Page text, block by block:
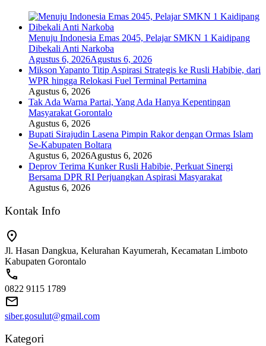
Menuju Indonesia Emas 2045, Pelajar SMKN 1 Kaidipang
Dibekali Anti Narkoba
Agustus 6, 2026Agustus 6, 2026
Mikson Yapanto Titip Aspirasi Strategis ke Rusli Habibie, dari
WPR hingga Relokasi Fuel Terminal Pertamina
Agustus 6, 2026
Tak Ada Warna Partai, Yang Ada Hanya Kepentingan
Masyarakat Gorontalo
Agustus 6, 2026
Bupati Sirajudin Lasena Pimpin Rakor dengan Ormas Islam
Se-Kabupaten Boltara
Agustus 6, 2026Agustus 6, 2026
Deprov Terima Kunker Rusli Habibie, Perkuat Sinergi
Bersama DPR RI Perjuangkan Aspirasi Masyarakat
Agustus 6, 2026
Kontak Info
Jl. Hasan Dangkua, Kelurahan Kayumerah, Kecamatan Limboto
Kabupaten Gorontalo
0822 9115 1789
siber.gosulut@gmail.com
Kategori